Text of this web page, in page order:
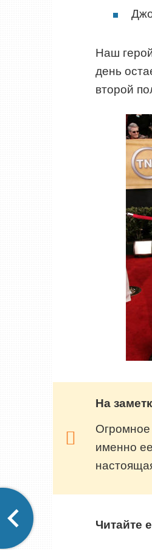
Наш
день
второй
На
Огромное
именно
Читайте